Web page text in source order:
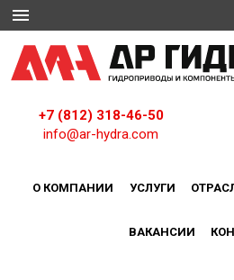
+7 (812) 318-46-50
info@ar-hydra.com
О КОМПАНИИ УСЛУГИ
ВАКАНСИИ